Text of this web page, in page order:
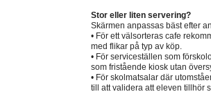
Stor eller liten servering?
Skärmen anpassas bäst efter
• För ett välsorteras cafe
med flikar på typ av köp.
• För serviceställen som
som fristående kiosk utan
• För skolmatsalar där
till att validera att eleven tillhör